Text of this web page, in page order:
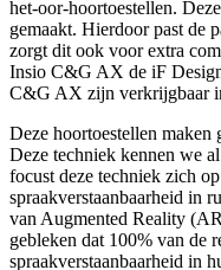
het-oor-hoortoestellen.
gemaakt. Hierdoor past de
zorgt dit ook voor extra
Insio C&G AX de iF
C&G AX zijn verkrijgbaar
Deze hoortoestellen
Deze techniek kennen we
focust deze techniek zich
spraakverstaanbaarheid in
van Augmented Reality
gebleken dat 100% van de
spraakverstaanbaarheid in